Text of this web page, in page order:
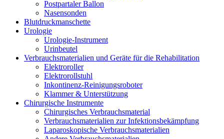
Postpartaler Ballon
Nasensonden
Blutdruckmanschette
Urologie
Urologie-Instrument
Urinbeutel
Verbrauchsmaterialien und Geräte für die Rehabilitation
Elektroroller
Elektrorollstuhl
Inkontinenz-Reinigungsroboter
Klammer & Unterstützung
Chirurgische Instrumente
Chirurgisches Verbrauchsmaterial
Verbrauchsmaterialien zur Infektionsbekämpfung
Laparoskopische Verbrauchsmaterialien